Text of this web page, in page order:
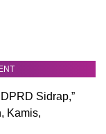
Sidrap,”
Kamis,